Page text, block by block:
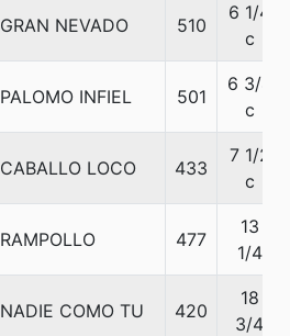
GRAN NEVADO 510
6 1/4
c
PALOMO INFIEL 501
6 3/4
c
CABALLO LOCO 433
7 1/2
c
RAMPOLLO 477
13
1/4
NADIE COMO TU 420
18
3/4